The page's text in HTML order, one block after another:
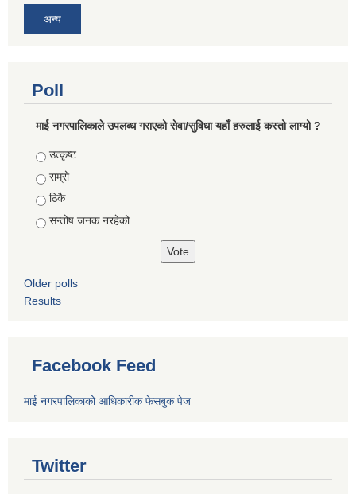
अन्य
Poll
माई नगरपालिकाले उपलब्ध गराएको सेवा/सुविधा यहाँ हरुलाई कस्तो लाग्यो ?
Choices
उत्कृष्ट
राम्रो
ठिकै
सन्तोष जनक नरहेको
Older polls
Results
Facebook Feed
माई नगरपालिकाको आधिकारीक फेसबुक पेज
Twitter